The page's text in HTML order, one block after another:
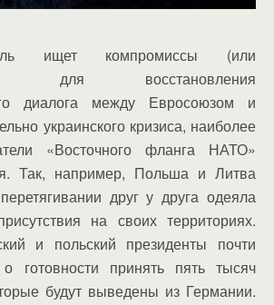
ищет компромиссы (или
для восстановления
диалога между Евросоюзом и
украинского кризиса, наиболее
«Восточного фланга НАТО»
Так, например, Польша и Литва
друг у друга одеяла
на своих территориях.
и польский президенты почти
готовности принять пять тысяч
будут выведены из Германии.